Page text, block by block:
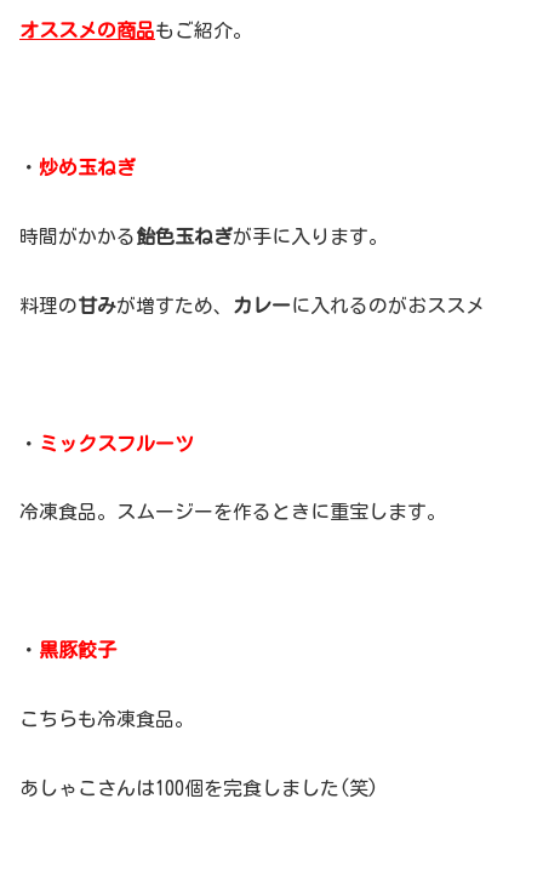
オススメの商品もご紹介。
・ 炒め玉ねぎ
時間がかかる飴色玉ねぎが手に入ります。
料理の甘みが増すため、 カレーに入れるのがおススメ
・ ミックスフルーツ
冷凍食品。スムージーを作るときに重宝します。
・ 黒豚餃子
こちらも冷凍食品。
あしゃこさんは100個を完食しました(笑)